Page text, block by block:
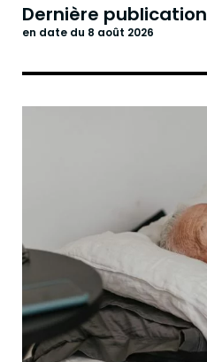
Dernière publication
en date du 8 août 2026